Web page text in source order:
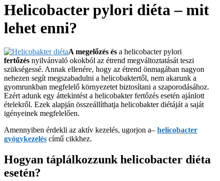
Helicobacter pylori diéta – mit
lehet enni?
A megelőzés és a helicobacter pylori
fertőzés nyilvánvaló okokból az étrend megváltoztatását teszi
szükségessé. Annak ellenére, hogy az étrend önmagában nagyon
nehezen segít megszabadulni a helicobaktertől, nem akarunk a
gyomrunkban megfelelő környezetet biztosítani a szaporodásához.
Ezért adunk egy áttekintést a helicobakter fertőzés esetén ajánlott
ételekről. Ezek alapján összeállíthatja helicobakter diétáját a saját
igényeinek megfelelően.
Amennyiben érdekli az aktív kezelés, ugorjon a– helicobacter
gyógykezelés című cikkhez.
Hogyan táplálkozzunk helicobacter diéta
esetén?